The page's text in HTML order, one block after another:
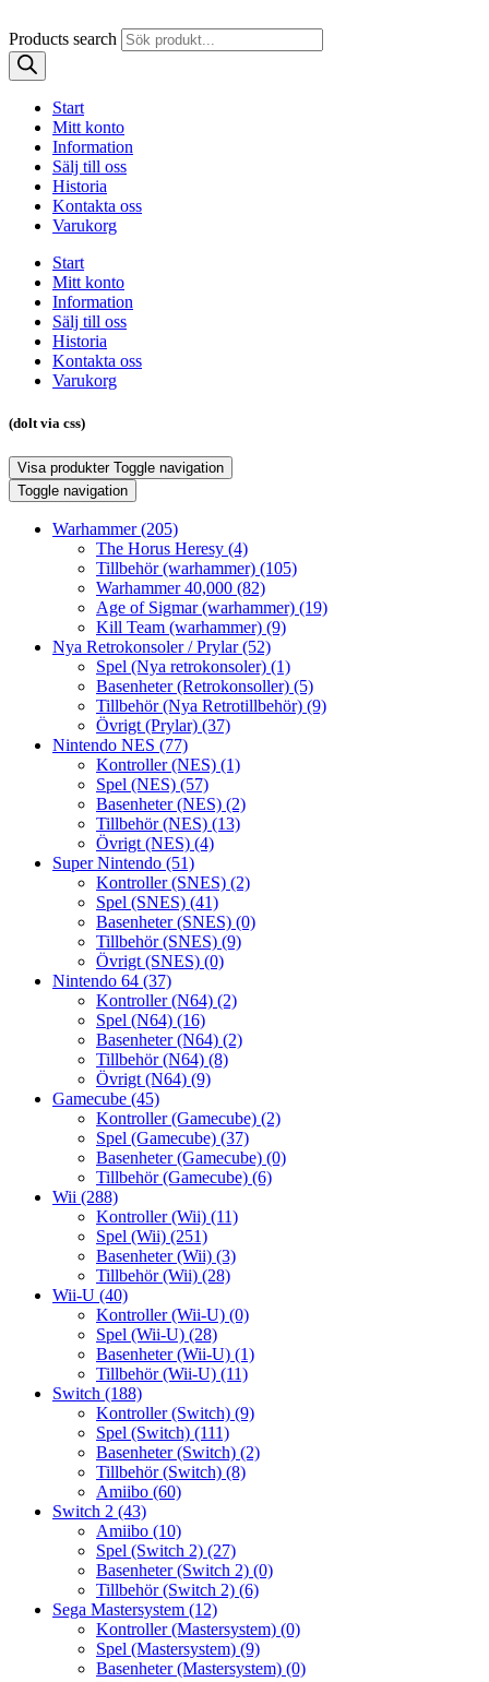
Products search
Start
Mitt konto
Information
Sälj till oss
Historia
Kontakta oss
Varukorg
Start
Mitt konto
Information
Sälj till oss
Historia
Kontakta oss
Varukorg
(dolt via css)
Visa produkter Toggle navigation
Toggle navigation
Warhammer(205)
The Horus Heresy (4)
Tillbehör (warhammer) (105)
Warhammer 40,000 (82)
Age of Sigmar (warhammer) (19)
Kill Team (warhammer) (9)
Nya Retrokonsoler / Prylar(52)
Spel (Nya retrokonsoler) (1)
Basenheter (Retrokonsoller) (5)
Tillbehör (Nya Retrotillbehör) (9)
Övrigt (Prylar) (37)
Nintendo NES (77)
Kontroller (NES) (1)
Spel (NES) (57)
Basenheter (NES) (2)
Tillbehör (NES) (13)
Övrigt (NES) (4)
Super Nintendo (51)
Kontroller (SNES) (2)
Spel (SNES) (41)
Basenheter (SNES) (0)
Tillbehör (SNES) (9)
Övrigt (SNES) (0)
Nintendo 64 (37)
Kontroller (N64) (2)
Spel (N64) (16)
Basenheter (N64) (2)
Tillbehör (N64) (8)
Övrigt (N64) (9)
Gamecube (45)
Kontroller (Gamecube) (2)
Spel (Gamecube) (37)
Basenheter (Gamecube) (0)
Tillbehör (Gamecube) (6)
Wii (288)
Kontroller (Wii) (11)
Spel (Wii) (251)
Basenheter (Wii) (3)
Tillbehör (Wii) (28)
Wii-U (40)
Kontroller (Wii-U) (0)
Spel (Wii-U) (28)
Basenheter (Wii-U) (1)
Tillbehör (Wii-U) (11)
Switch (188)
Kontroller (Switch) (9)
Spel (Switch) (111)
Basenheter (Switch) (2)
Tillbehör (Switch) (8)
Amiibo (60)
Switch 2 (43)
Amiibo (10)
Spel (Switch 2) (27)
Basenheter (Switch 2) (0)
Tillbehör (Switch 2) (6)
Sega Mastersystem (12)
Kontroller (Mastersystem) (0)
Spel (Mastersystem) (9)
Basenheter (Mastersystem) (0)